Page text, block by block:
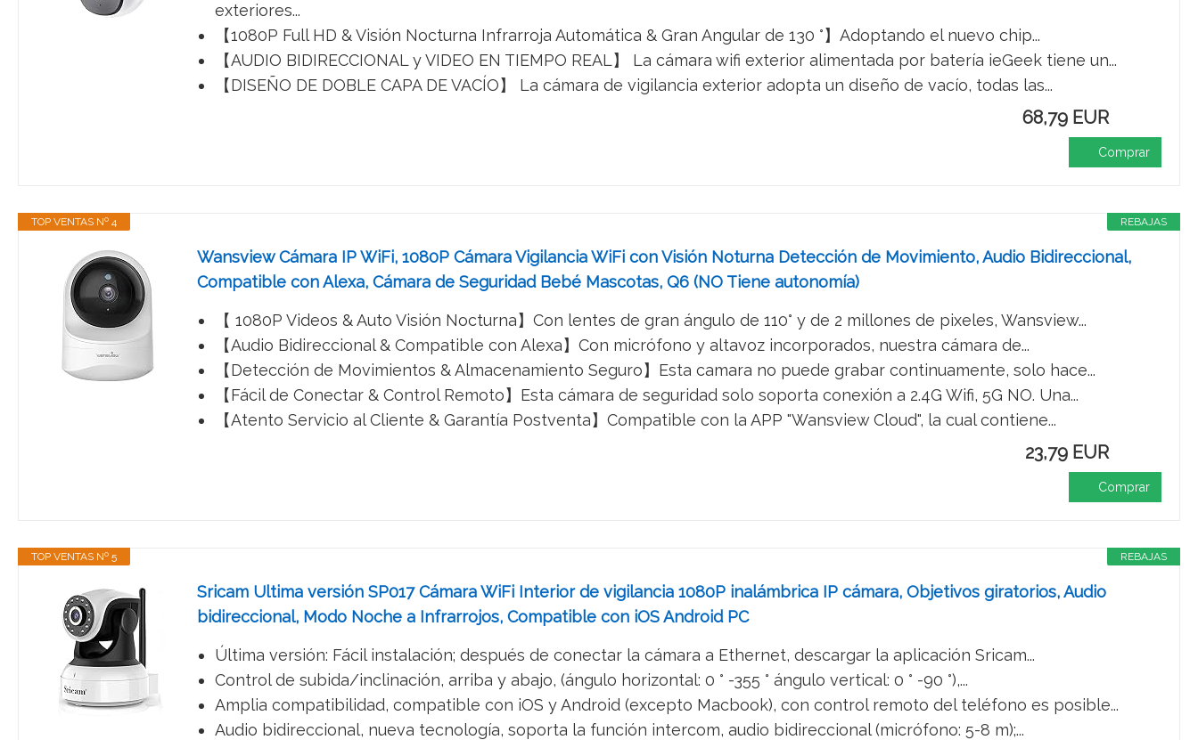
exteriores...
【1080P Full HD & Visión Nocturna Infrarroja Automática & Gran Angular de 130 °】Adoptando el nuevo chip...
【AUDIO BIDIRECCIONAL y VIDEO EN TIEMPO REAL】 La cámara wifi exterior alimentada por batería ieGeek tiene un...
【DISEÑO DE DOBLE CAPA DE VACÍO】 La cámara de vigilancia exterior adopta un diseño de vacío, todas las...
68,79 EUR
Comprar
REBAJAS
TOP VENTAS Nº 4
Wansview Cámara IP WiFi, 1080P Cámara Vigilancia WiFi con Visión Noturna Detección de Movimiento, Audio Bidireccional,
Compatible con Alexa, Cámara de Seguridad Bebé Mascotas, Q6 (NO Tiene autonomía)
【 1080P Videos & Auto Visión Nocturna】Con lentes de gran ángulo de 110° y de 2 millones de pixeles, Wansview...
【Audio Bidireccional & Compatible con Alexa】Con micrófono y altavoz incorporados, nuestra cámara de...
【Detección de Movimientos & Almacenamiento Seguro】Esta camara no puede grabar continuamente, solo hace...
【Fácil de Conectar & Control Remoto】Esta cámara de seguridad solo soporta conexión a 2.4G Wifi, 5G NO. Una...
【Atento Servicio al Cliente & Garantía Postventa】Compatible con la APP "Wansview Cloud", la cual contiene...
23,79 EUR
Comprar
REBAJAS
TOP VENTAS Nº 5
Sricam Ultima versión SP017 Cámara WiFi Interior de vigilancia 1080P inalámbrica IP cámara, Objetivos giratorios, Audio
bidireccional, Modo Noche a Infrarrojos, Compatible con iOS Android PC
Última versión: Fácil instalación; después de conectar la cámara a Ethernet, descargar la aplicación Sricam...
Control de subida/inclinación, arriba y abajo, (ángulo horizontal: 0 ° -355 ° ángulo vertical: 0 ° -90 °),...
Amplia compatibilidad, compatible con iOS y Android (excepto Macbook), con control remoto del teléfono es posible...
Audio bidireccional, nueva tecnología, soporta la función intercom, audio bidireccional (micrófono: 5-8 m);...